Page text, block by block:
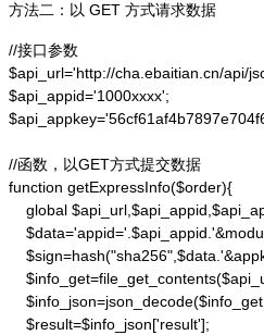
方法二：以 GET 方式请求数据
//接口参数
$api_url='http://cha.ebaitian.cn/api/
$api_appid='1000xxxx';
//函数，以GET方式提交数据
function getExpressInfo($order){
global
$info_json=json_decode($info_get,
    $result=$info_json['result'];